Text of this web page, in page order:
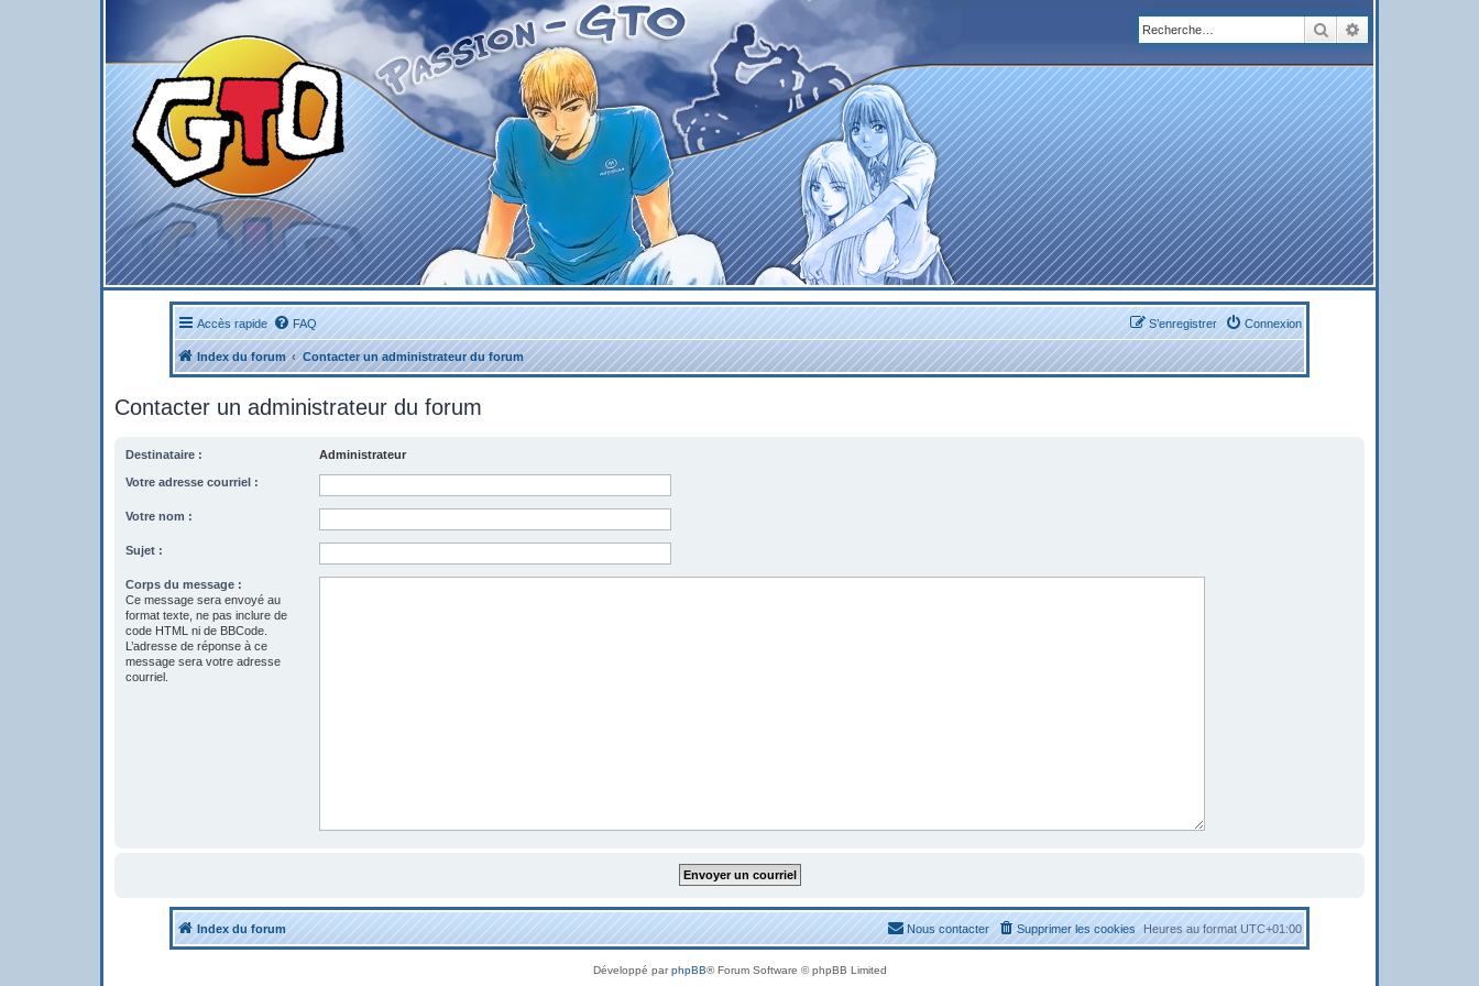
Rechercher
Accès rapide FAQ Connexion
S’enregistrer
Index du forum Contacter un administrateur du forum
Contacter un administrateur du forum
Destinataire : Administrateur
Votre adresse courriel :
Votre nom :
Sujet :
Corps du message :
Ce message sera envoyé au
format texte, ne pas inclure de
code HTML ni de BBCode.
L’adresse de réponse à ce
message sera votre adresse
courriel.
Index du forum Heures au formatUTC+01:00
Supprimer les cookies
Nous contacter
Développé parphpBB® Forum Software © phpBB Limited